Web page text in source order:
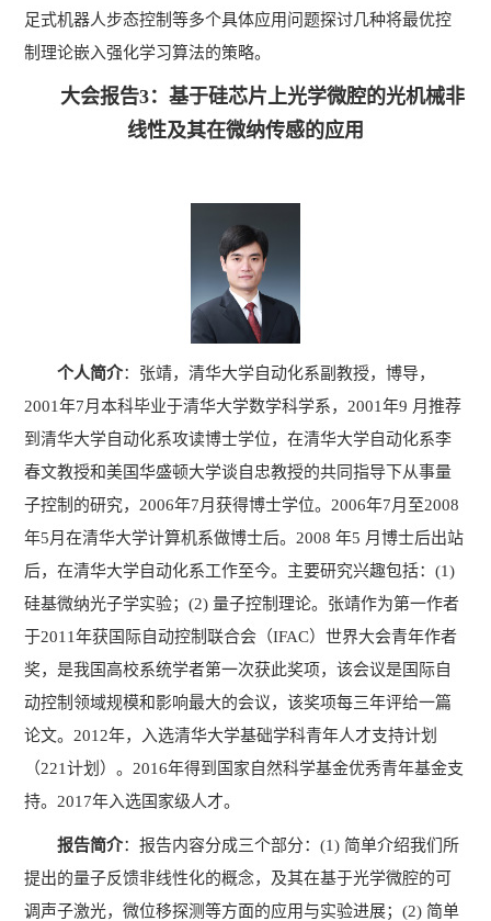
足式机器人步态控制等多个具体应用问题探讨几种将最优控
制理论嵌入强化学习算法的策略。
大会报告3：基于硅芯片上光学微腔的光机械非
线性及其在微纳传感的应用
个人简介： 张靖，清华大学自动化系副教授，博导，
2001年7月本科毕业于清华大学数学科学系， 2001年9 月推荐
到清华大学自动化系攻读博士学位，在清华大学自动化系李
春文教授和美国华盛顿大学谈自忠教授的共同指导下从事量
子控制的研究， 2006年7月获得博士学位。 2006年7月至2008
年5月在清华大学计算机系做博士后。 2008年5 月博士后出站
后，在清华大学自动化系工作至今。主要研究兴趣包括：(1)
硅基微纳光子学实验；(2)量子控制理论。张靖作为第一作者
于2011年获国际自动控制联合会（IFAC）世界大会青年作者
奖，是我国高校系统学者第一次获此奖项，该会议是国际自
动控制领域规模和影响最大的会议，该奖项每三年评给一篇
论文。 2012年，入选清华大学基础学科青年人才支持计划
（221计划）。 2016年得到国家自然科学基金优秀青年基金支
持。 2017年入选国家级人才。
报告简介：报告内容分成三个部分：(1) 简单介绍我们所
提出的量子反馈非线性化的概念，及其在基于光学微腔的可
调声子激光，微位移探测等方面的应用与实验进展；(2) 简单